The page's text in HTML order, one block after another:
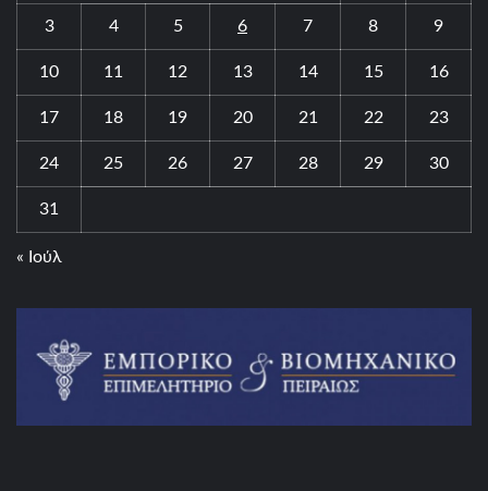
3 4 5 6 7 8 9
10 11 12 13 14 15 16
17 18 19 20 21 22 23
24 25 26 27 28 29 30
31
« Ιούλ